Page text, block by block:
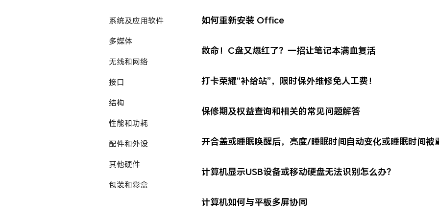
系统及应用软件
多媒体
无线和网络
接口
结构
性能和功耗
配件和外设
其他硬件
包装和彩盒
如何重新安装 Office
救命！C盘又爆红了？一招让笔记本满血复活
打卡荣耀“补给站”，限时保外维修免人工费！
保修期及权益查询和相关的常见问题解答
开合盖或睡眠唤醒后，亮度/睡眠时间自动变化或睡眠时间被
计算机显示USB设备或移动硬盘无法识别怎么办？
计算机如何与平板多屏协同